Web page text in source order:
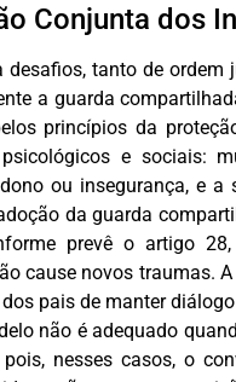
Conjunta dos
tanto de ordem
a guarda
princípios da
e sociais:
ou insegurança, e a
da guarda
prevê o artigo
cause novos traumas.
pais de manter
não é adequado
nesses casos, o